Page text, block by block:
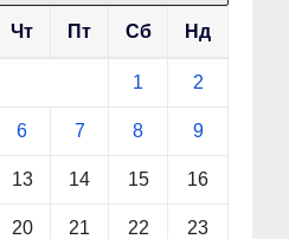
Чт Пт Сб Нд
1 2
6 7 8 9
13 14 15 16
20 21 22 23